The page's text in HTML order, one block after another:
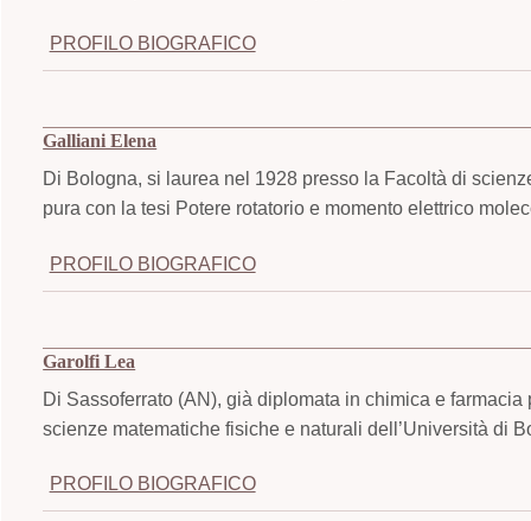
PROFILO BIOGRAFICO
Galliani Elena
Di Bologna, si laurea nel 1928 presso la Facoltà di
pura con la tesi Potere rotatorio e momento elettrico
PROFILO BIOGRAFICO
Garolfi Lea
Di Sassoferrato (AN), già diplomata in chimica e
scienze matematiche fisiche e naturali dell’Università di
PROFILO BIOGRAFICO